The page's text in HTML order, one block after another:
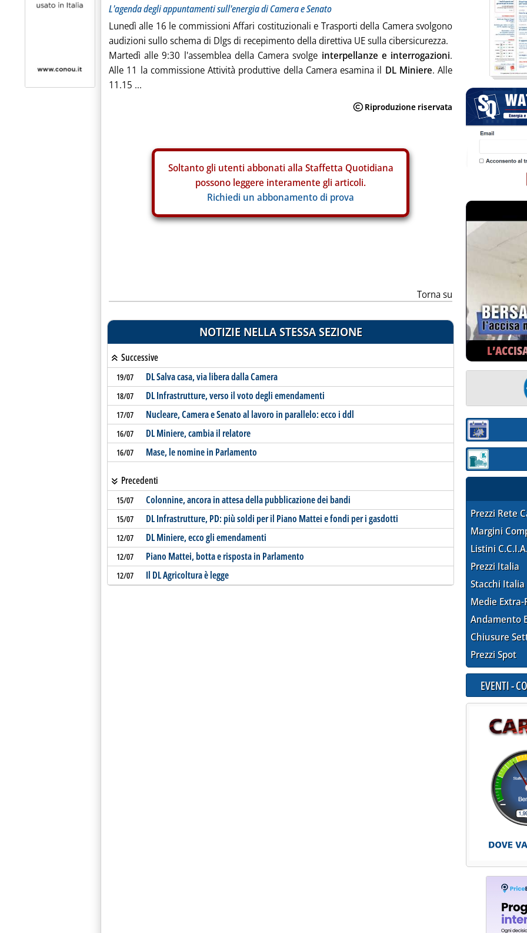
L'agenda degli appuntamenti sull'energia di Camera e Senato
Lunedì alle 16 le commissioni Affari costituzionali e Trasporti della Camera svolgono
audizioni sullo schema di Dlgs di recepimento della direttiva UE sulla cibersicurezza.
Martedì alle 9:30 l'assemblea della Camera svolge interpellanze e interrogazioni.
Alle 11 la commissione Attività produttive della Camera esamina il DL Miniere. Alle
11.15 ...
Soltanto gli utenti abbonati alla Staffetta Quotidiana
possono leggere interamente gli articoli.
Richiedi un abbonamento di prova
Torna su
NOTIZIE NELLA STESSA SEZIONE
Successive
19/07 DL Salva casa, via libera dalla Camera
18/07 DL Infrastrutture, verso il voto degli emendamenti
17/07 Nucleare, Camera e Senato al lavoro in parallelo: ecco i ddl
16/07 DL Miniere, cambia il relatore
16/07 Mase, le nomine in Parlamento
Precedenti
15/07 Colonnine, ancora in attesa della pubblicazione dei bandi
15/07 DL Infrastrutture, PD: più soldi per il Piano Mattei e fondi per i gasdotti
12/07 DL Miniere, ecco gli emendamenti
12/07 Piano Mattei, botta e risposta in Parlamento
12/07 Il DL Agricoltura è legge
Sezione:
Sezione:
Prezzi Rete
Margini
Listini
Prezzi Italia
Stacchi Italia
Medie Extra-
Andamento
Chiusure
Prezzi Spot
EVENTI -